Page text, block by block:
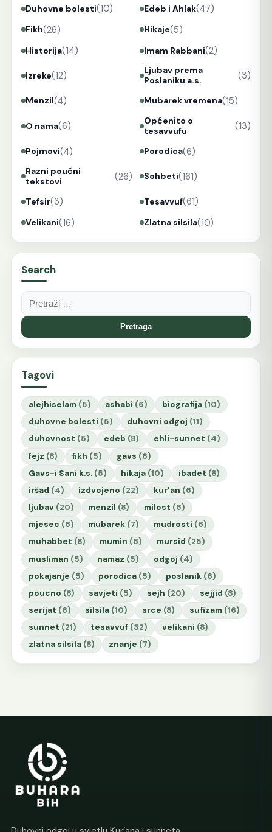
Duhovne bolesti(10) Edeb i Ahlak(47)
Fikh(26) Hikaje(5)
Historija(14) Imam Rabbani(2)
Izreke(12)
Ljubav prema
Poslaniku a.s.
(3)
Menzil(4) Mubarek vremena(15)
O nama(6)
Općenito o
tesavvufu
(13)
Pojmovi(4) Porodica(6)
Razni poučni
tekstovi
(26) Sohbeti(161)
Tefsir(3) Tesavvuf(61)
Velikani(16) Zlatna silsila(10)
Search
Pretraga:
Tagovi
alejhiselam (5) ashabi (6) biografija (10)
duhovne bolesti (5) duhovni odgoj (11)
duhovnost (5) edeb (8) ehli-sunnet (4)
fejz (8) fikh (5) gavs (6)
Gavs-i Sani k.s. (5) hikaja (10) ibadet (8)
iršad (4) izdvojeno (22) kur'an (6)
ljubav (20) menzil (8) milost (6)
mjesec (6) mubarek (7) mudrosti (6)
muhabbet (8) mumin (6) mursid (25)
musliman (5) namaz (5) odgoj (4)
pokajanje (5) porodica (5) poslanik (6)
poucno (8) savjeti (5) sejh (20) sejjid (8)
serijat (6) silsila (10) srce (8) sufizam (16)
sunnet (21) tesavvuf (32) velikani (8)
zlatna silsila (8) znanje (7)